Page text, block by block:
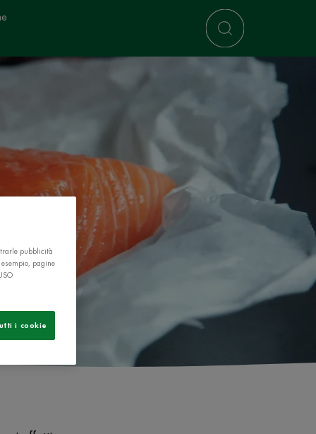
pubblicità
pagine
i cookie